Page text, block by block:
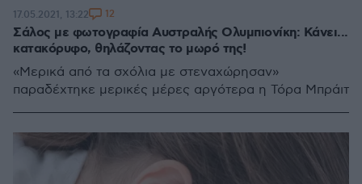
Σάλος με φωτογραφία Αυστραλής Ολυμπιονίκη: Κάνει...
κατακόρυφο, θηλάζοντας το μωρό της!
«Μερικά από τα σχόλια με στεναχώρησαν»
παραδέχτηκε μερικές μέρες αργότερα η Τόρα Μπράιτ
17.05.2021, 13:22 12